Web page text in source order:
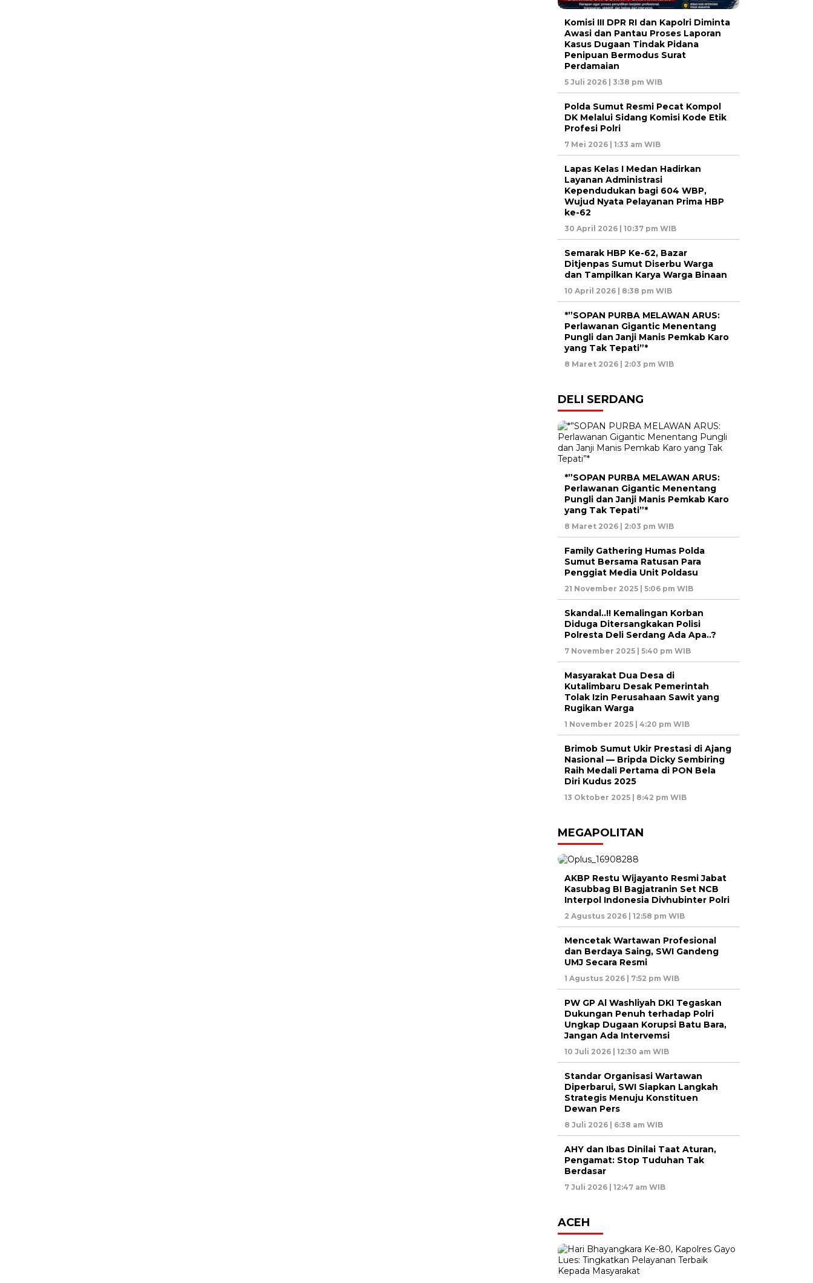
Komisi III DPR RI dan Kapolri Diminta
Awasi dan Pantau Proses Laporan
Kasus Dugaan Tindak Pidana
Penipuan Bermodus Surat
Perdamaian
5 Juli 2026 | 3:38 pm WIB
Polda Sumut Resmi Pecat Kompol
DK Melalui Sidang Komisi Kode Etik
Profesi Polri
7 Mei 2026 | 1:33 am WIB
Lapas Kelas I Medan Hadirkan
Layanan Administrasi
Kependudukan bagi 604 WBP,
Wujud Nyata Pelayanan Prima HBP
ke-62
30 April 2026 | 10:37 pm WIB
Semarak HBP Ke-62, Bazar
Ditjenpas Sumut Diserbu Warga
dan Tampilkan Karya Warga Binaan
10 April 2026 | 8:38 pm WIB
*”SOPAN PURBA MELAWAN ARUS:
Perlawanan Gigantic Menentang
Pungli dan Janji Manis Pemkab Karo
yang Tak Tepati”*
8 Maret 2026 | 2:03 pm WIB
DELI SERDANG
*”SOPAN PURBA MELAWAN ARUS:
Perlawanan Gigantic Menentang
Pungli dan Janji Manis Pemkab Karo
yang Tak Tepati”*
8 Maret 2026 | 2:03 pm WIB
Family Gathering Humas Polda
Sumut Bersama Ratusan Para
Penggiat Media Unit Poldasu
21 November 2025 | 5:06 pm WIB
Skandal..!! Kemalingan Korban
Diduga Ditersangkakan Polisi
Polresta Deli Serdang Ada Apa..?
7 November 2025 | 5:40 pm WIB
Masyarakat Dua Desa di
Kutalimbaru Desak Pemerintah
Tolak Izin Perusahaan Sawit yang
Rugikan Warga
1 November 2025 | 4:20 pm WIB
Brimob Sumut Ukir Prestasi di Ajang
Nasional — Bripda Dicky Sembiring
Raih Medali Pertama di PON Bela
Diri Kudus 2025
13 Oktober 2025 | 8:42 pm WIB
MEGAPOLITAN
AKBP Restu Wijayanto Resmi Jabat
Kasubbag BI Bagjatranin Set NCB
Interpol Indonesia Divhubinter Polri
2 Agustus 2026 | 12:58 pm WIB
Mencetak Wartawan Profesional
dan Berdaya Saing, SWI Gandeng
UMJ Secara Resmi
1 Agustus 2026 | 7:52 pm WIB
PW GP Al Washliyah DKI Tegaskan
Dukungan Penuh terhadap Polri
Ungkap Dugaan Korupsi Batu Bara,
Jangan Ada Intervemsi
10 Juli 2026 | 12:30 am WIB
Standar Organisasi Wartawan
Diperbarui, SWI Siapkan Langkah
Strategis Menuju Konstituen
Dewan Pers
8 Juli 2026 | 6:38 am WIB
AHY dan Ibas Dinilai Taat Aturan,
Pengamat: Stop Tuduhan Tak
Berdasar
7 Juli 2026 | 12:47 am WIB
ACEH